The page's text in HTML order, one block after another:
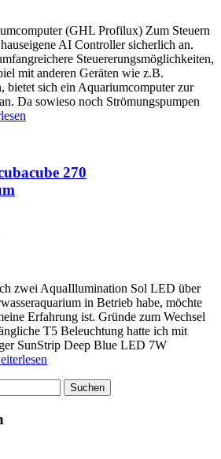
(GHL Profilux) Zum Steuern
AI Controller sicherlich an.
Steuererungsmöglichkeiten,
mit anderen Geräten wie z.B.
bietet sich ein Aquariumcomputer zur
Da sowieso noch Strömungspumpen
270
zwei AquaIllumination Sol LED über
in Betrieb habe, möchte
Erfahrung ist. Gründe zum Wechsel
T5 Beleuchtung hatte ich mit
SunStrip Deep Blue LED 7W